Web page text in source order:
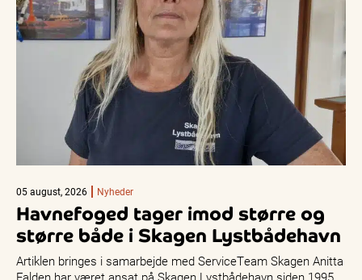
05 august, 2026 Nyheder
Havnefoged tager imod større og
større både i Skagen Lystbådehavn
Artiklen bringes i samarbejde med ServiceTeam Skagen Anitta